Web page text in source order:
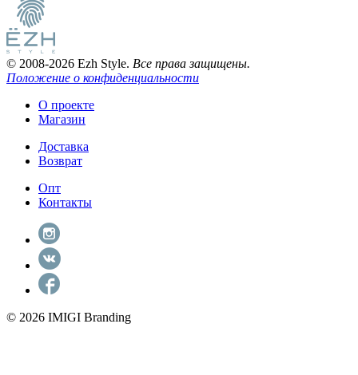
© 2008-2026 Ezh Style. Все права защищены.
Положение о конфиденциальности
О проекте
Магазин
Доставка
Возврат
Опт
Контакты
© 2026 IMIGI Branding